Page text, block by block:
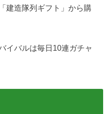
建造隊列ギフト」から購
イバルは毎日10連ガチャ